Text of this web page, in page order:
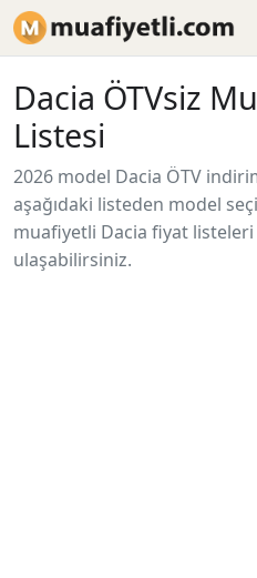
Dacia ÖTVsiz
Listesi
2026 model Dacia ÖTV
aşağıdaki listeden model
muafiyetli Dacia fiyat
ulaşabilirsiniz.